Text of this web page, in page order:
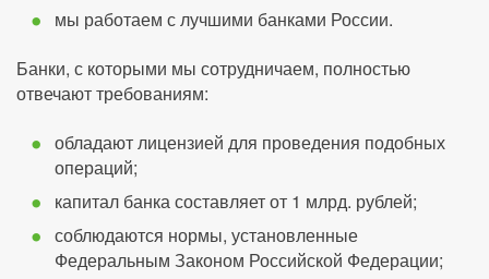
мы работаем с лучшими банками России.
Банки, с которыми мы сотрудничаем, полностью
отвечают требованиям:
обладают лицензией для проведения подобных
операций;
капитал банка составляет от 1 млрд. рублей;
соблюдаются нормы, установленные
Федеральным Законом Российской Федерации;